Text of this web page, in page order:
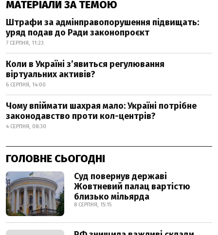
МАТЕРІАЛИ ЗА ТЕМОЮ
Штрафи за адмінправопорушення підвищать:
уряд подав до Ради законопроєкт
7 СЕРПНЯ, 11:23
Коли в Україні з’явиться регулювання
віртуальних активів?
6 СЕРПНЯ, 14:00
Чому впіймати шахрая мало: Україні потрібне
законодавство проти кол-центрів?
4 СЕРПНЯ, 08:30
ГОЛОВНЕ СЬОГОДНІ
Суд повернув державі
Жовтневий палац вартістю
близько мільярда
8 СЕРПНЯ, 15:15